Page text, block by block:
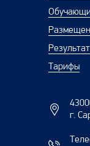
Тарифы
г.